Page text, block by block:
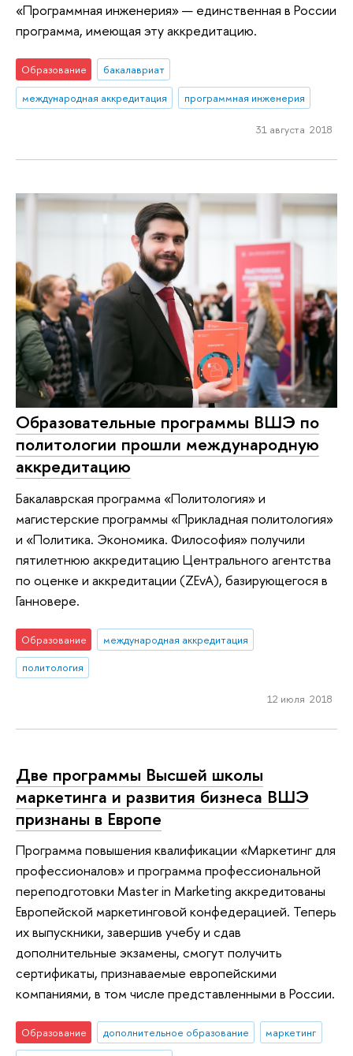
«Программная инженерия» — единственная в России
программа, имеющая эту аккредитацию.
Образование
бакалавриат
международная аккредитация
программная инженерия
31 августа 2018
Образовательные программы ВШЭ по
политологии прошли международную
аккредитацию
Бакалаврская программа «Политология» и
магистерские программы «Прикладная политология»
и «Политика. Экономика. Философия» получили
пятилетнюю аккредитацию Центрального агентства
по оценке и аккредитации (ZEvA), базирующегося в
Ганновере.
Образование
международная аккредитация
политология
12 июля 2018
Две программы Высшей школы
маркетинга и развития бизнеса ВШЭ
признаны в Европе
Программа повышения квалификации «Маркетинг для
профессионалов» и программа профессиональной
переподготовки Master in Marketing аккредитованы
Европейской маркетинговой конфедерацией. Теперь
их выпускники, завершив учебу и сдав
дополнительные экзамены, смогут получить
сертификаты, признаваемые европейскими
компаниями, в том числе представленными в России.
Образование дополнительное образование
маркетинг